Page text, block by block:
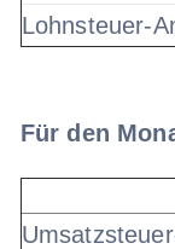
Lohnsteuer-
Für den